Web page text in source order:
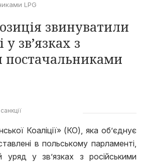
LPG
звинуватили
зв’язках з
постачальниками
санкції
Коаліції» (КО), яка об’єднує
в польському парламенті,
уряд у зв’язках з російськими